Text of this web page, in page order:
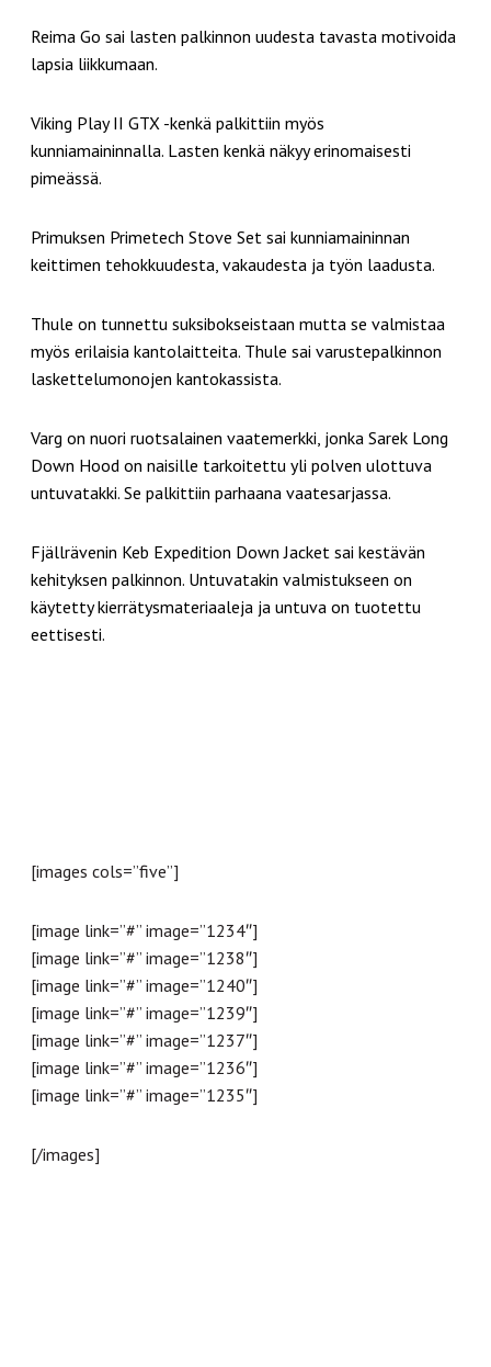
Reima Go sai lasten palkinnon uudesta tavasta motivoida
lapsia liikkumaan.
Viking Play II GTX -kenkä palkittiin myös
kunniamaininnalla. Lasten kenkä näkyy erinomaisesti
pimeässä.
Primuksen Primetech Stove Set sai kunniamaininnan
keittimen tehokkuudesta, vakaudesta ja työn laadusta.
Thule on tunnettu suksibokseistaan mutta se valmistaa
myös erilaisia kantolaitteita. Thule sai varustepalkinnon
laskettelumonojen kantokassista.
Varg on nuori ruotsalainen vaatemerkki, jonka Sarek Long
Down Hood on naisille tarkoitettu yli polven ulottuva
untuvatakki. Se palkittiin parhaana vaatesarjassa.
Fjällrävenin Keb Expedition Down Jacket sai kestävän
kehityksen palkinnon. Untuvatakin valmistukseen on
käytetty kierrätysmateriaaleja ja untuva on tuotettu
eettisesti.
[images cols=”five”]
[image link=”#” image=”1234″]
[image link=”#” image=”1238″]
[image link=”#” image=”1240″]
[image link=”#” image=”1239″]
[image link=”#” image=”1237″]
[image link=”#” image=”1236″]
[image link=”#” image=”1235″]
[/images]